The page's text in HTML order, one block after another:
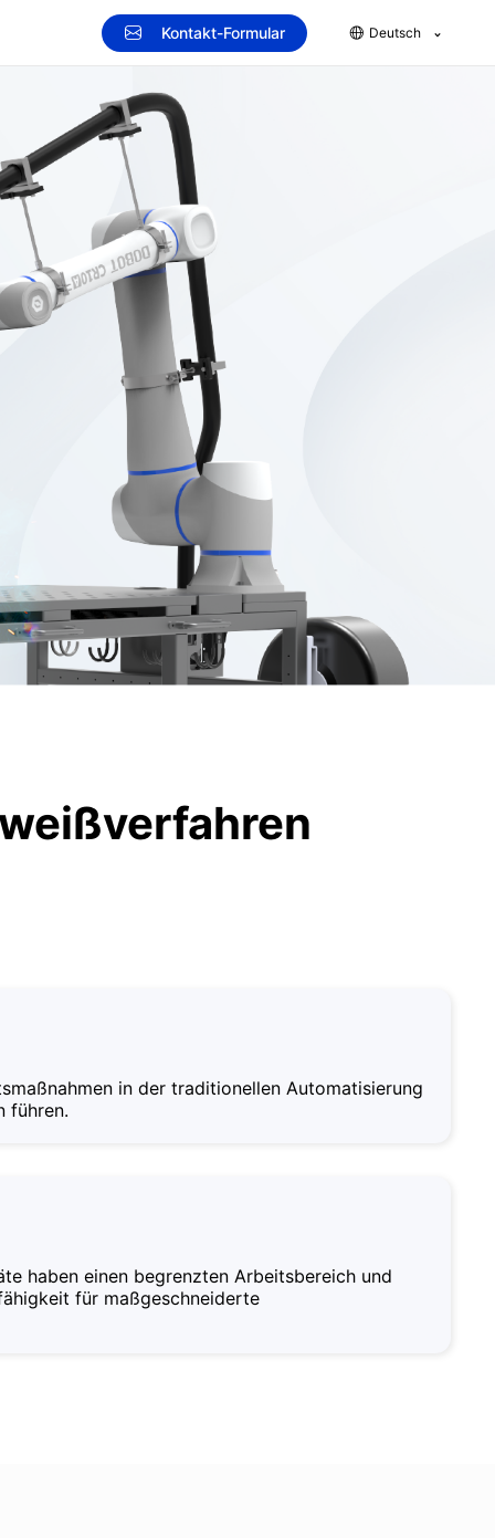
Kontakt-Formular Deutsch
in der traditionellen Automatisierung
führen.
haben einen begrenzten Arbeitsbereich und
für maßgeschneiderte